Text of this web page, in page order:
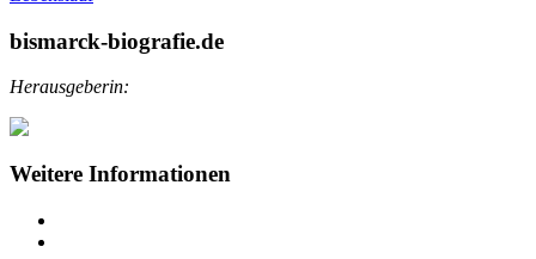
bismarck-biografie.de
Herausgeberin:
Weitere Informationen